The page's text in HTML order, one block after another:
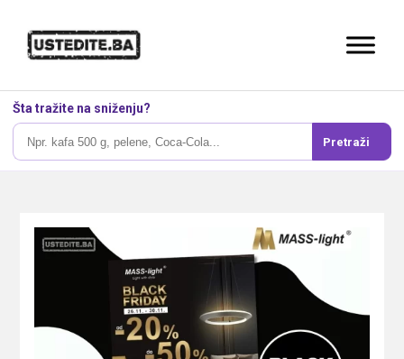
Šta tražite na sniženju?
Pretraži